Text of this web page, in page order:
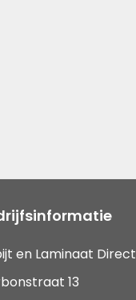
en Laminaat Direct
13